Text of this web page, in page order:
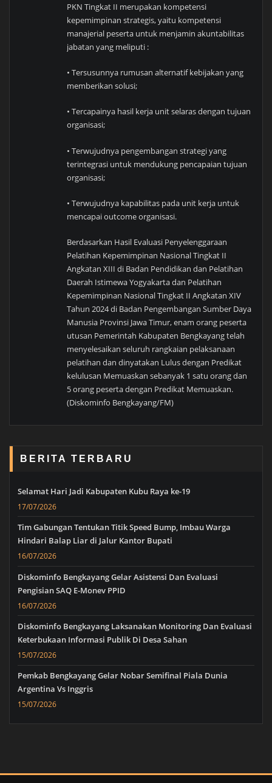
PKN Tingkat II merupakan kompetensi
kepemimpinan strategis, yaitu kompetensi
manajerial peserta untuk menjamin akuntabilitas
jabatan yang meliputi :
• Tersusunnya rumusan alternatif kebijakan yang
memberikan solusi;
• Tercapainya hasil kerja unit selaras dengan tujuan
organisasi;
• Terwujudnya pengembangan strategi yang
terintegrasi untuk mendukung pencapaian tujuan
organisasi;
• Terwujudnya kapabilitas pada unit kerja untuk
mencapai outcome organisasi.
Berdasarkan Hasil Evaluasi Penyelenggaraan
Pelatihan Kepemimpinan Nasional Tingkat II
Angkatan XIII di Badan Pendidikan dan Pelatihan
Daerah Istimewa Yogyakarta dan Pelatihan
Kepemimpinan Nasional Tingkat II Angkatan XIV
Tahun 2024 di Badan Pengembangan Sumber Daya
Manusia Provinsi Jawa Timur, enam orang peserta
utusan Pemerintah Kabupaten Bengkayang telah
menyelesaikan seluruh rangkaian pelaksanaan
pelatihan dan dinyatakan Lulus dengan Predikat
kelulusan Memuaskan sebanyak 1 satu orang dan
5 orang peserta dengan Predikat Memuaskan.
(Diskominfo Bengkayang/FM)
BERITA TERBARU
Selamat Hari Jadi Kabupaten Kubu Raya ke-19
17/07/2026
Tim Gabungan Tentukan Titik Speed Bump, Imbau Warga
Hindari Balap Liar di Jalur Kantor Bupati
16/07/2026
Diskominfo Bengkayang Gelar Asistensi Dan Evaluasi
Pengisian SAQ E-Monev PPID
16/07/2026
Diskominfo Bengkayang Laksanakan Monitoring Dan Evaluasi
Keterbukaan Informasi Publik Di Desa Sahan
15/07/2026
Pemkab Bengkayang Gelar Nobar Semifinal Piala Dunia
Argentina Vs Inggris
15/07/2026